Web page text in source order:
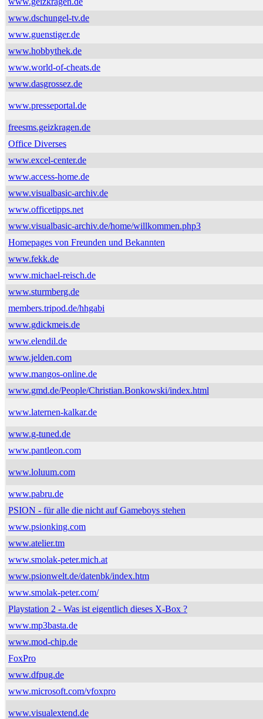
www.dschungel-tv.de
www.guenstiger.de
www.hobbythek.de
www.world-of-cheats.de
www.dasgrossez.de
www.presseportal.de
freesms.geizkragen.de
Office Diverses
www.excel-center.de
www.access-home.de
www.visualbasic-archiv.de
www.officetipps.net
www.visualbasic-archiv.de/home/willkommen.php3
Homepages von Freunden und Bekannten
www.fekk.de
www.michael-reisch.de
www.sturmberg.de
members.tripod.de/hhgabi
www.gdickmeis.de
www.elendil.de
www.jelden.com
www.mangos-online.de
www.gmd.de/People/Christian.Bonkowski/index.html
www.laternen-kalkar.de
www.g-tuned.de
www.pantleon.com
www.loluum.com
www.pabru.de
PSION - für alle die nicht auf Gameboys stehen
www.psionking.com
www.atelier.tm
www.smolak-peter.mich.at
www.psionwelt.de/datenbk/index.htm
www.smolak-peter.com/
Playstation 2 - Was ist eigentlich dieses X-Box ?
www.mp3basta.de
www.mod-chip.de
FoxPro
www.dfpug.de
www.microsoft.com/vfoxpro
www.visualextend.de